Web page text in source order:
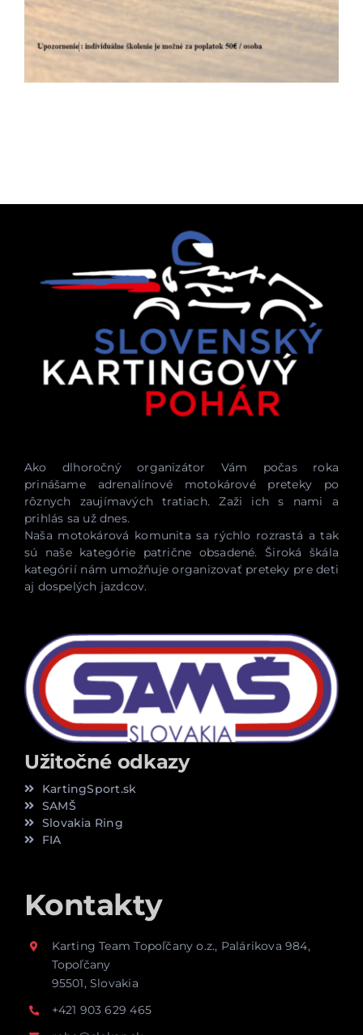
Ako dlhoročný organizátor Vám počas roka
prinášame adrenalínové motokárové preteky po
rôznych zaujímavých tratiach. Zaži ich s nami a
prihlás sa už dnes.
Naša motokárová komunita sa rýchlo rozrastá a tak
sú naše kategórie patrične obsadené. Široká škála
kategórií nám umožňuje organizovať preteky pre deti
aj dospelých jazdcov.
Užitočné odkazy
KartingSport.sk
SAMŠ
Slovakia Ring
FIA
Kontakty
Karting Team Topoľčany o.z., Palárikova 984,
Topoľčany
95501, Slovakia
+421 903 629 465